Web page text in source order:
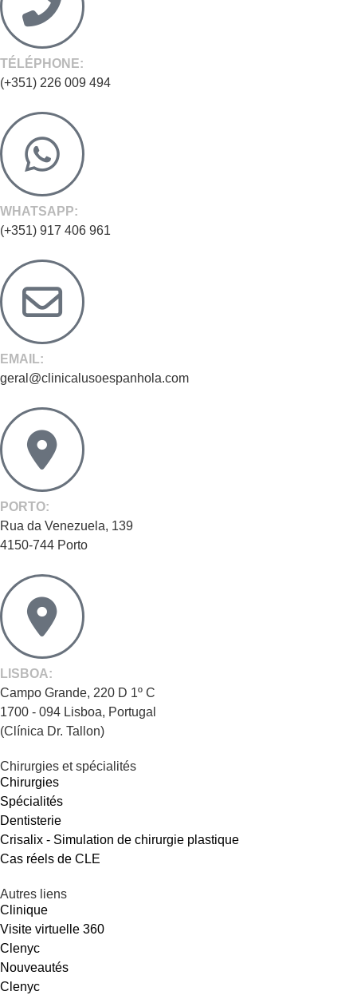
TÉLÉPHONE:
(+351) 226 009 494
WHATSAPP:
(+351) 917 406 961
EMAIL:
geral@clinicalusoespanhola.com
PORTO:
Rua da Venezuela, 139
4150-744 Porto
LISBOA:
Campo Grande, 220 D 1º C
1700 - 094 Lisboa, Portugal
(Clínica Dr. Tallon)
Chirurgies et spécialités
Chirurgies
Spécialités
Dentisterie
Crisalix - Simulation de chirurgie plastique
Cas réels de CLE
Autres liens
Clinique
Visite virtuelle 360
Clenyc
Nouveautés
Clenyc